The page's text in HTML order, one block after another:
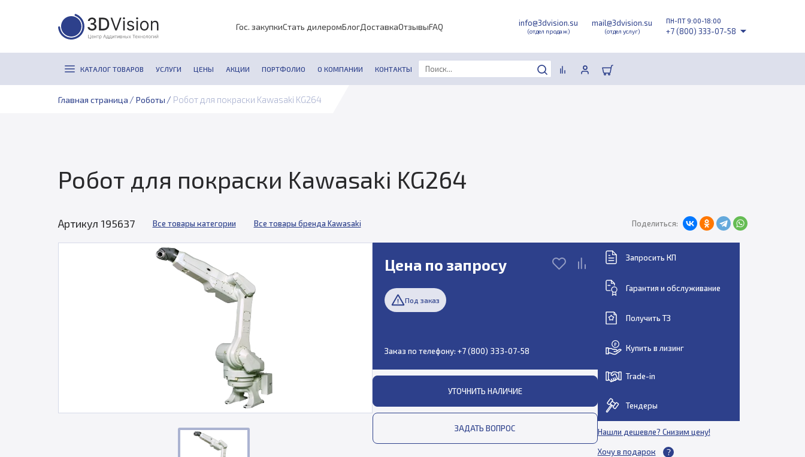
Гос. закупкиСтать дилеромБлогДоставкаОтзывыFAQ info@3dvision.su
(отдел продаж)
mail@3dvision.su
(отдел услуг)
ПН-ПТ 9:00-18:00
+7 (800) 333-07-58
КАТАЛОГ ТОВАРОВ УСЛУГИ ЦЕНЫ АКЦИИ ПОРТФОЛИО О КОМПАНИИ КОНТАКТЫ
Главная страница / Роботы / Робот для покраски Kawasaki KG264
Робот для покраски Kawasaki KG264
Артикул 195637 Все товары категории Все товары бренда Kawasaki Поделиться:
Цена по запросу
Под заказ
Заказ по телефону: +7 (800) 333-07-58
УТОЧНИТЬ НАЛИЧИЕ
ЗАДАТЬ ВОПРОС
Запросить КП
Гарантия и обслуживание
Получить ТЗ
Купить в лизинг
Trade-in
Тендеры
Нашли дешевле? Снизим цену!
Хочу в подарок